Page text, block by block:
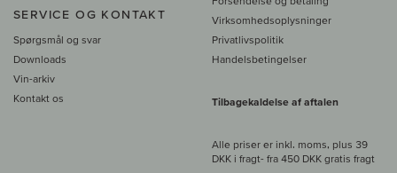
SERVICE OG KONTAKT
Spørgsmål og svar
Downloads
Vin-arkiv
Kontakt os
Virksomhedsoplysninger
Privatlivspolitik
Handelsbetingelser
Tilbagekaldelse af aftalen
Alle priser er inkl. moms, plus 39
DKK i fragt- fra 450 DKK gratis fragt